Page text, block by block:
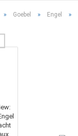
» Goebel » Engel »